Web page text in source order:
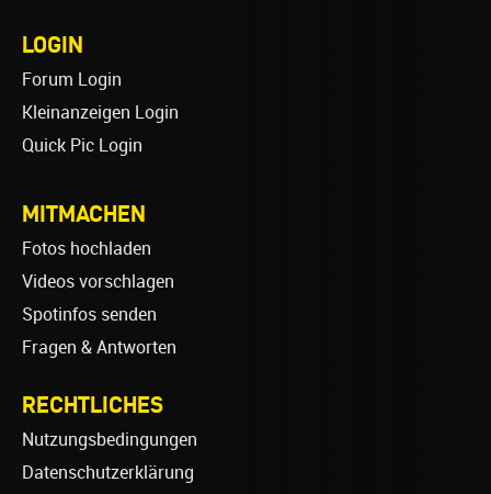
LOGIN
Forum Login
Kleinanzeigen Login
Quick Pic Login
MITMACHEN
Fotos hochladen
Videos vorschlagen
Spotinfos senden
Fragen & Antworten
RECHTLICHES
Nutzungsbedingungen
Datenschutzerklärung